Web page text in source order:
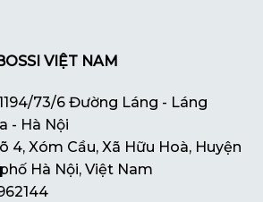
VIỆT NAM
73/6 Đường Láng - Láng
- Hà Nội
4, Xóm Cầu, Xã Hữu Hoà, Huyện
Hà Nội, Việt Nam